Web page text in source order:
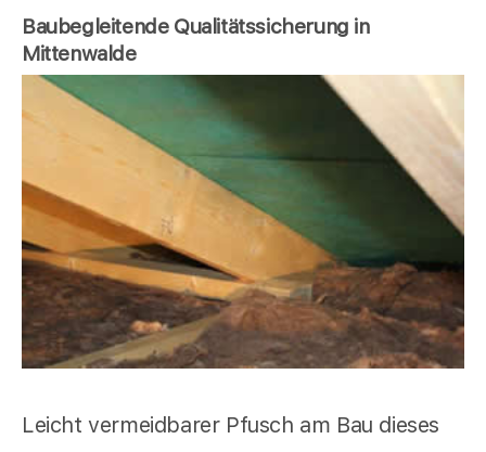
Baubegleitende Qualitätssicherung in
Mittenwalde
Leicht vermeidbarer Pfusch am Bau dieses